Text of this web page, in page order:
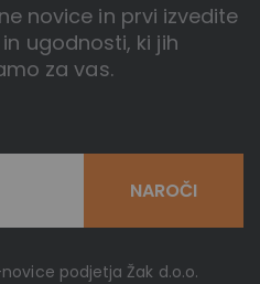
novice in prvi izvedite
ugodnosti, ki jih
za vas.
podjetja Žak d.o.o.
NAROČI